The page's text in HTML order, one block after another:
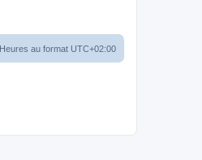
Heures au format UTC+02:00